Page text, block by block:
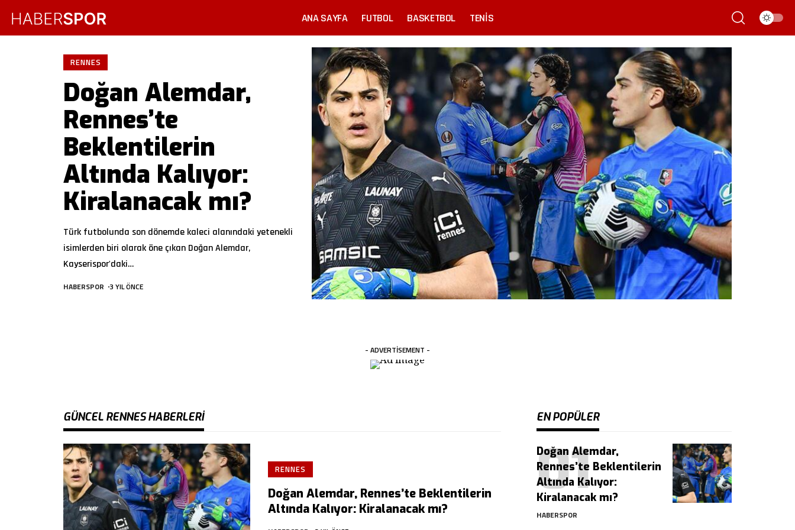
ANA SAYFA FUTBOL BASKETBOL TENIS
RENNES
Doğan Alemdar,
Rennes’te
Beklentilerin
Altında Kalıyor:
Kiralanacak mı?
Türk futbolunda son dönemde kaleci alanındaki yetenekli
isimlerden biri olarak öne çıkan Doğan Alemdar,
Kayserispor'daki…
HABERSPOR 3 YIL ÖNCE
- ADVERTISEMENT -
GÜNCEL RENNES HABERLERI
RENNES
Doğan Alemdar, Rennes’te Beklentilerin
Altında Kalıyor: Kiralanacak mı?
EN POPÜLER
Doğan Alemdar,
Rennes’te Beklentilerin
Altında Kalıyor:
Kiralanacak mı?
HABERSPOR